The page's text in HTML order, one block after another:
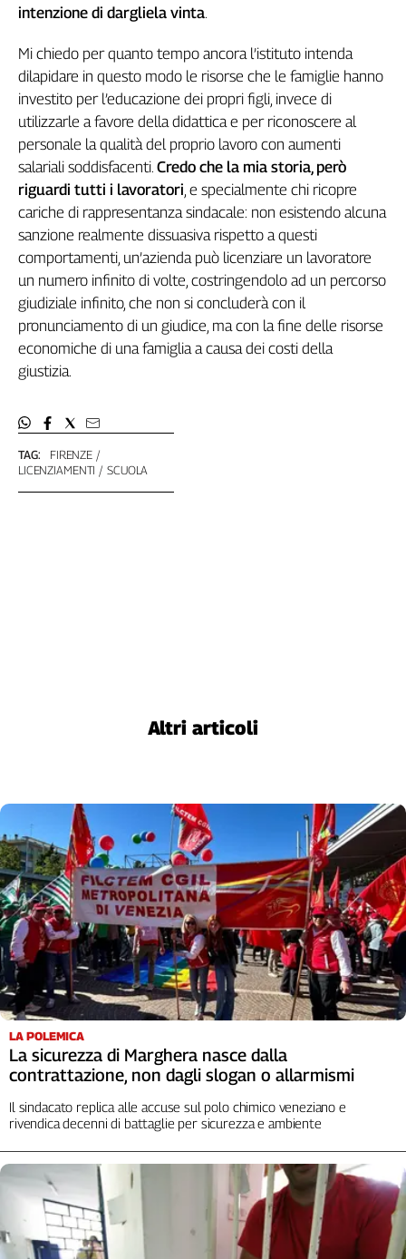
TAG:
FIRENZE
LICENZIAMENTI
SCUOLA
intenzione di dargliela vinta.
Mi chiedo per quanto tempo ancora l’istituto intenda
dilapidare in questo modo le risorse che le famiglie hanno
investito per l’educazione dei propri figli, invece di
utilizzarle a favore della didattica e per riconoscere al
personale la qualità del proprio lavoro con aumenti
salariali soddisfacenti. Credo che la mia storia, però
riguardi tutti i lavoratori , e specialmente chi ricopre
cariche di rappresentanza sindacale: non esistendo alcuna
sanzione realmente dissuasiva rispetto a questi
comportamenti, un’azienda può licenziare un lavoratore
un numero infinito di volte, costringendolo ad un percorso
giudiziale infinito, che non si concluderà con il
pronunciamento di un giudice, ma con la fine delle risorse
economiche di una famiglia a causa dei costi della
giustizia.
Altri articoli
LA POLEMICA
La sicurezza di Marghera nasce dalla
contrattazione, non dagli slogan o allarmismi
Il sindacato replica alle accuse sul polo chimico veneziano e
rivendica decenni di battaglie per sicurezza e ambiente